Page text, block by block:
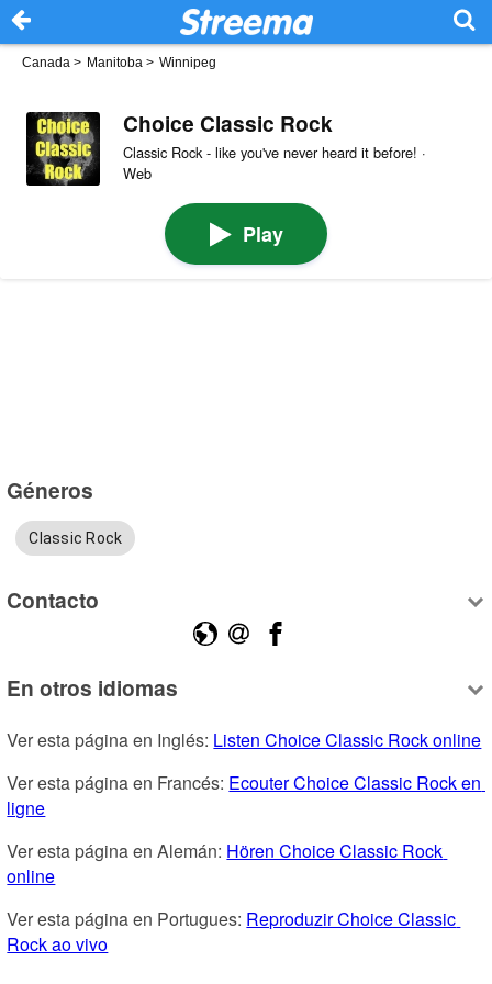
Canada > Manitoba > Winnipeg
Choice Classic Rock
Classic Rock - like you've never heard it before! ·
Web
Play
Géneros
Classic Rock
Contacto
En otros idiomas
Ver esta página en Inglés: Listen Choice Classic Rock online
Ver esta página en Francés: Ecouter Choice Classic Rock en
ligne
Ver esta página en Alemán: Hören Choice Classic Rock
online
Ver esta página en Portugues: Reproduzir Choice Classic
Rock ao vivo